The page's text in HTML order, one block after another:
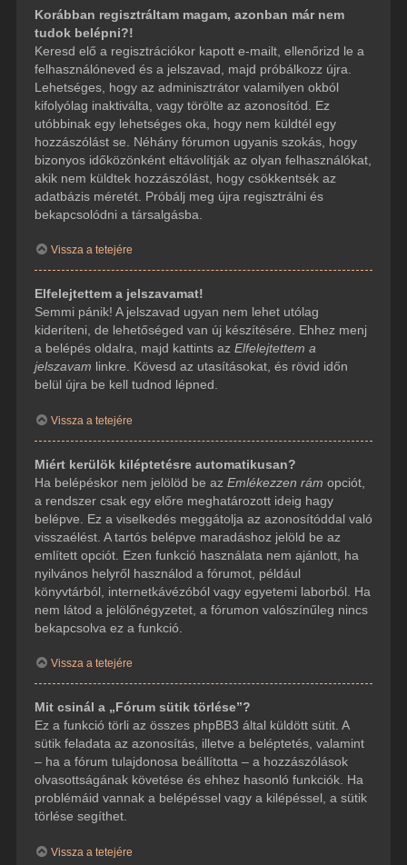
Korábban regisztráltam magam, azonban már nem
tudok belépni?!
Keresd elő a regisztrációkor kapott e-mailt, ellenőrizd le a
felhasználóneved és a jelszavad, majd próbálkozz újra.
Lehetséges, hogy az adminisztrátor valamilyen okból
kifolyólag inaktiválta, vagy törölte az azonosítód. Ez
utóbbinak egy lehetséges oka, hogy nem küldtél egy
hozzászólást se. Néhány fórumon ugyanis szokás, hogy
bizonyos időközönként eltávolítják az olyan felhasználókat,
akik nem küldtek hozzászólást, hogy csökkentsék az
adatbázis méretét. Próbálj meg újra regisztrálni és
bekapcsolódni a társalgásba.
Vissza a tetejére
Elfelejtettem a jelszavamat!
Semmi pánik! A jelszavad ugyan nem lehet utólag
kideríteni, de lehetőséged van új készítésére. Ehhez menj
a belépés oldalra, majd kattints az Elfelejtettem a
jelszavam linkre. Kövesd az utasításokat, és rövid időn
belül újra be kell tudnod lépned.
Vissza a tetejére
Miért kerülök kiléptetésre automatikusan?
Ha belépéskor nem jelölöd be az Emlékezzen rám opciót,
a rendszer csak egy előre meghatározott ideig hagy
belépve. Ez a viselkedés meggátolja az azonosítóddal való
visszaélést. A tartós belépve maradáshoz jelöld be az
említett opciót. Ezen funkció használata nem ajánlott, ha
nyilvános helyről használod a fórumot, például
könyvtárból, internetkávézóból vagy egyetemi laborból. Ha
nem látod a jelölőnégyzetet, a fórumon valószínűleg nincs
bekapcsolva ez a funkció.
Vissza a tetejére
Mit csinál a „Fórum sütik törlése”?
Ez a funkció törli az összes phpBB3 által küldött sütit. A
sütik feladata az azonosítás, illetve a beléptetés, valamint
– ha a fórum tulajdonosa beállította – a hozzászólások
olvasottságának követése és ehhez hasonló funkciók. Ha
problémáid vannak a belépéssel vagy a kilépéssel, a sütik
törlése segíthet.
Vissza a tetejére